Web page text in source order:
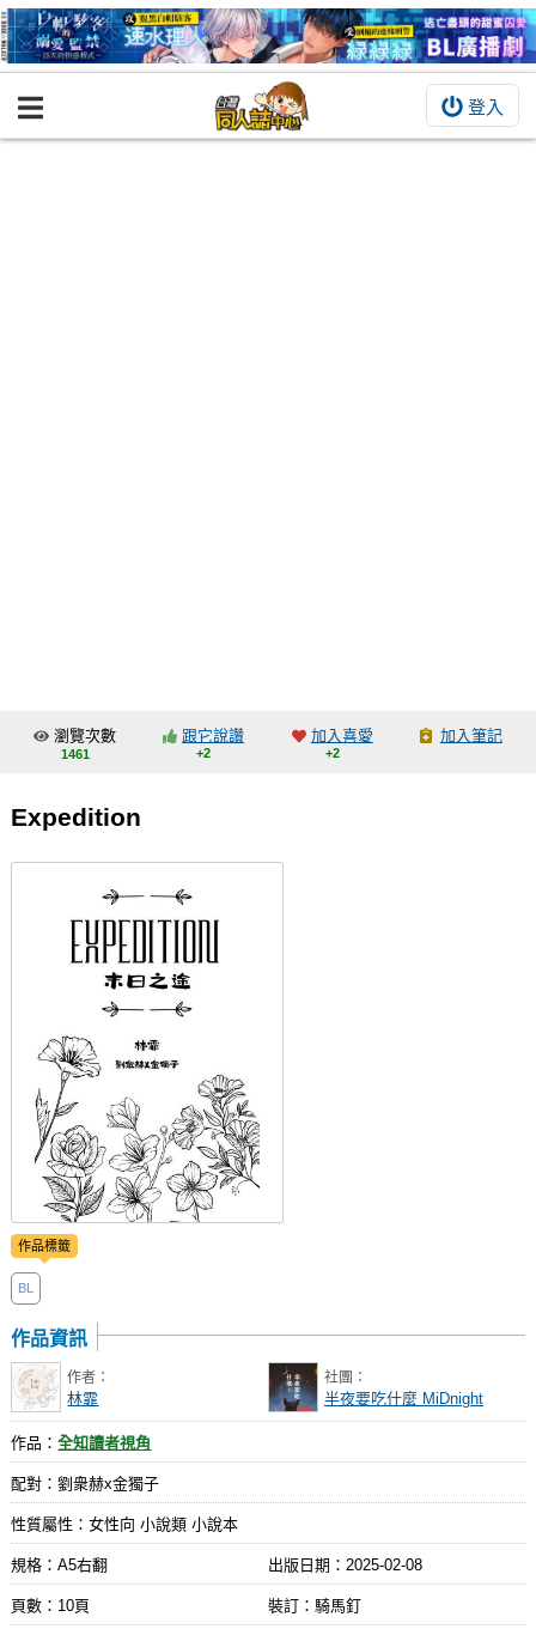
登入
BOOKY書集倉庫
交流中心
會員功能選單
註冊會員
登入
瀏覽次數
1461
跟它說讚
+2
加入喜愛
+2
加入筆記
Expedition
作品標籤
BL
作品資訊
作者：
林霏
社團：
半夜要吃什麼 MiDnight
作品：全知讀者視角
配對：劉衆赫x金獨子
性質屬性：女性向 小說類 小說本
規格：A5右翻 出版日期： 2025-02-08
頁數：10頁 裝訂：騎馬釘